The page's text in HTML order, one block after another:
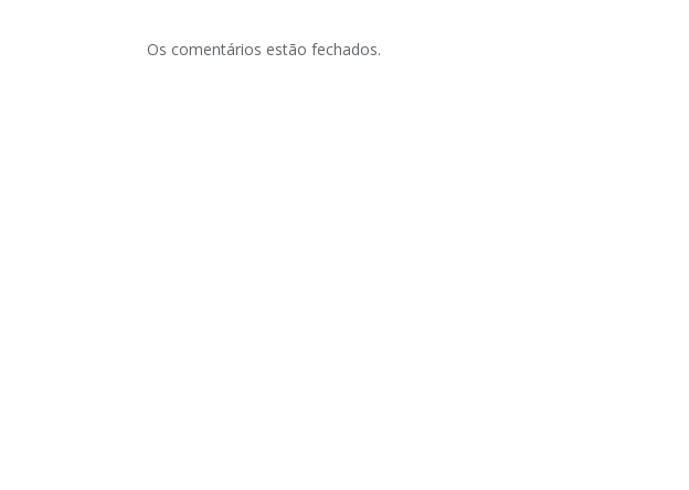
Os comentários estão fechados.